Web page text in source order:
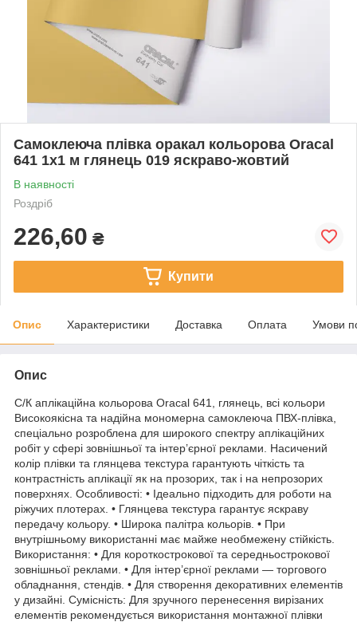
Самоклеюча плівка оракал кольорова Oracal
641 1x1 м глянець 019 яскраво-жовтий
В наявності
Роздріб
226,60 ₴
Купити
Опис Характеристики Доставка Оплата Умови
Опис
С/К аплікаційна кольорова Oracal 641, глянець, всі кольори
Високоякісна та надійна мономерна самоклеюча ПВХ-плівка,
спеціально розроблена для широкого спектру аплікаційних
робіт у сфері зовнішньої та інтер’єрної реклами. Насичений
колір плівки та глянцева текстура гарантують чіткість та
контрастність аплікації як на прозорих, так і на непрозорих
поверхнях. Особливості: • Ідеально підходить для роботи на
ріжучих плотерах. • Глянцева текстура гарантує яскраву
передачу кольору. • Широка палітра кольорів. • При
внутрішньому використанні має майже необмежену стійкість.
Використання: • Для короткострокової та середньострокової
зовнішньої реклами. • Для інтер’єрної реклами — торгового
обладнання, стендів. • Для створення декоративних елементів
у дизайні. Сумісність: Для зручного перенесення вирізаних
елементів рекомендується використання монтажної плівки